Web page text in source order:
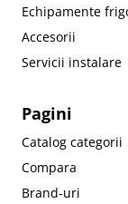
Echipamente
Accesorii
Servicii instalare
Pagini
Catalog categorii
Compara
Brand-uri